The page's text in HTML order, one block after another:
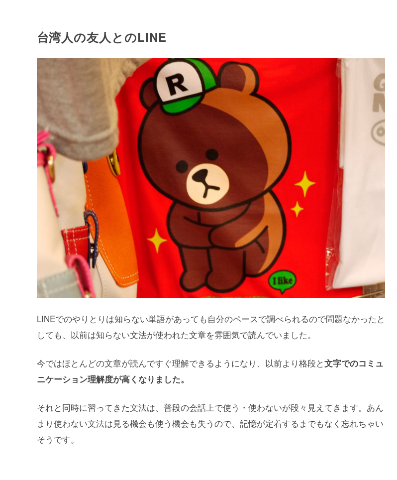
台湾人の友人とのLINE
LINEでのやりとりは知らない単語があっても自分のペースで調べられるので問題なかったと
しても、以前は知らない文法が使われた文章を雰囲気で読んでいました。
今ではほとんどの文章が読んですぐ理解できるようになり、以前より格段と文字でのコミュ
ニケーション理解度が高くなりました。
それと同時に習ってきた文法は、普段の会話上で使う・使わないが段々見えてきます。あん
まり使わない文法は見る機会も使う機会も失うので、記憶が定着するまでもなく忘れちゃい
そうです。